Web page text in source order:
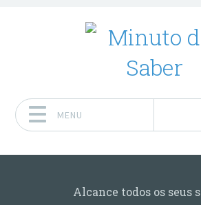
MENU
Alcance todos os seus